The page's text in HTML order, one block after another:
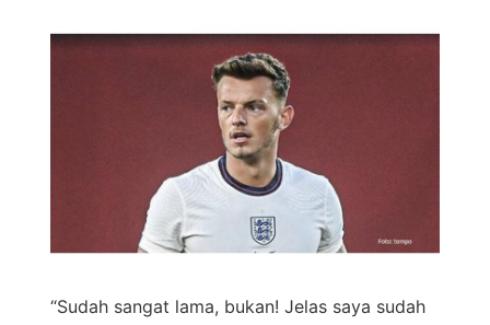
“Sudah sangat lama, bukan! Jelas saya sudah